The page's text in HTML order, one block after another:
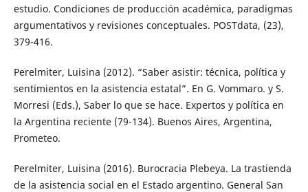
estudio. Condiciones de producción académica, paradigmas
argumentativos y revisiones conceptuales. POSTdata, (23),
379-416.
Perelmiter, Luisina (2012). “Saber asistir: técnica, política y
sentimientos en la asistencia estatal”. En G. Vommaro. y S.
Morresi (Eds.), Saber lo que se hace. Expertos y política en
la Argentina reciente (79-134). Buenos Aires, Argentina,
Prometeo.
Perelmiter, Luisina (2016). Burocracia Plebeya. La trastienda
de la asistencia social en el Estado argentino. General San